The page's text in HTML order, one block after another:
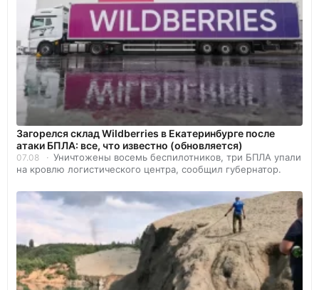
Загорелся склад Wildberries в Екатеринбурге после
атаки БПЛА: все, что известно (обновляется)
07.08
Уничтожены восемь беспилотников, три БПЛА упали
на кровлю логистического центра, сообщил губернатор.